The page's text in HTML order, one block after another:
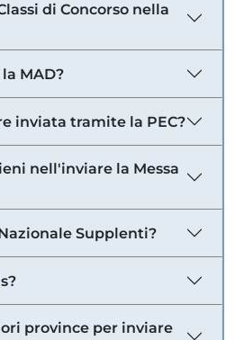
di Concorso nella
MAD?
inviata tramite la PEC?
nell'inviare la Messa
Supplenti?
province per inviare